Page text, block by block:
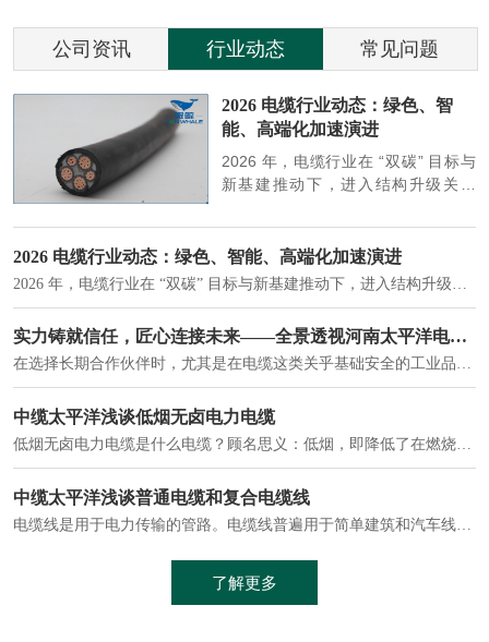
公司资讯 行业动态 常见问题
2026 电缆行业动态：绿色、智
能、高端化加速演进
2026 年，电缆行业在 “双碳” 目标与
新基建推动下，进入结构升级关键
大清晰趋势，市场格局持续优化。
2026 电缆行业动态：绿色、智能、高端化加速演进
实力铸就信任，匠心连接未来——全景透视河南太平洋电缆厂
在选择长期合作伙伴时，尤其是在电缆这类关乎基础安全的工业品上，供应商的“内在实力”远比一纸报价单更重要。今天，我们邀请您“云参观”河南太平洋电缆厂，透过每一个细节，看我们如何将“可靠”二字，铸入每一米电缆。
中缆太平洋浅谈低烟无卤电力电缆
低烟无卤电力电缆是什么电缆？顾名思义：低烟，即降低了在燃烧时有害物体的产生；卤素对于人体来说是一种有毒气体，无卤就是没有毒气体的释放，通常是针对电缆遇火灾时而言的。低烟无卤电力电缆又可以称之为环保电缆，低烟无卤电缆大多数用于医院和对环境卫生要求比较严格的地方。
中缆太平洋浅谈普通电缆和复合电缆线
电缆线是用于电力传输的管路。电缆线普遍用于简单建筑和汽车线材，作为能源输送缆线，电缆线的复杂结构勿庸置疑。根据目标功能，电缆线具有以下一些特点：建筑用和车用线材要求轻质、大批量生产、价格低廉、具有相当的电学和力学性能和长时间的耐老化性能；工业用线材必须具有符合客户要求的性能；
了解更多